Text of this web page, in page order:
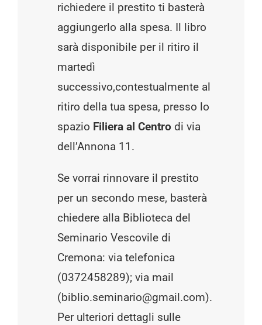
richiedere il prestito ti basterà
aggiungerlo alla spesa. Il libro
sarà disponibile per il ritiro il
martedì
successivo,contestualmente al
ritiro della tua spesa, presso lo
spazio Filiera al Centro di via
dell’Annona 11.
Se vorrai rinnovare il prestito
per un secondo mese, basterà
chiedere alla Biblioteca del
Seminario Vescovile di
Cremona: via telefonica
(0372458289); via mail
(biblio.seminario@gmail.com).
Per ulteriori dettagli sulle